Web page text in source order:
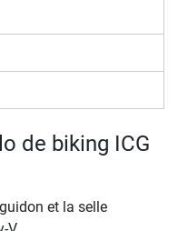
de biking ICG
et la selle